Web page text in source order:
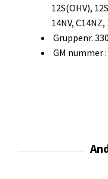
12S(OHV),
14NV,
Gruppenr.
GM nummer